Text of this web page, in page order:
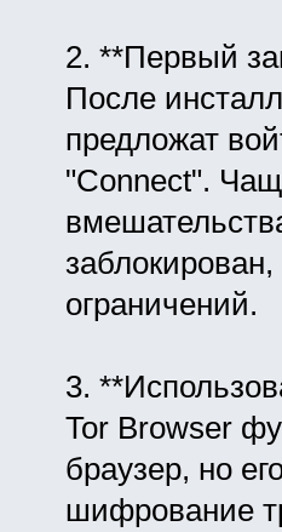
2. **Первый
После
предложат
"Connect".
ограничений.
3.
Tor Browser
браузер, но
шифрование